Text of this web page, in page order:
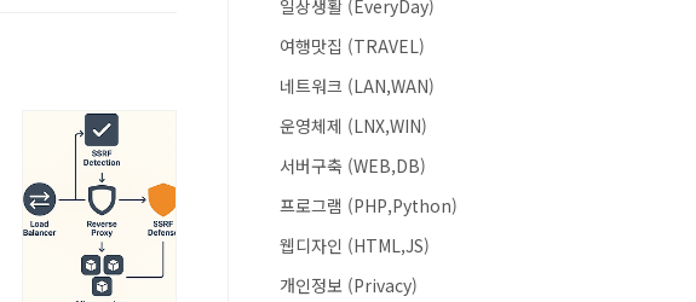
일상생활 (EveryDay)
여행맛집 (TRAVEL)
네트워크 (LAN,WAN)
운영체제 (LNX,WIN)
서버구축 (WEB,DB)
프로그램 (PHP,Python)
웹디자인 (HTML,JS)
개인정보 (Privacy)